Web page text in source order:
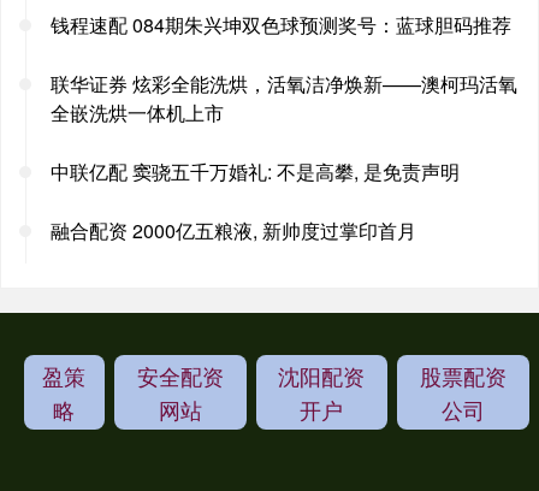
钱程速配 084期朱兴坤双色球预测奖号：蓝球胆码推荐
联华证券 炫彩全能洗烘，活氧洁净焕新——澳柯玛活氧
全嵌洗烘一体机上市
中联亿配 窦骁五千万婚礼: 不是高攀, 是免责声明
融合配资 2000亿五粮液, 新帅度过掌印首月
盈策
略
安全配资
网站
沈阳配资
开户
股票配资
公司